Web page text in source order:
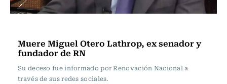
Muere Miguel Otero Lathrop, ex senador y
fundador de RN
Su deceso fue informado por Renovación Nacional a
través de sus redes sociales.